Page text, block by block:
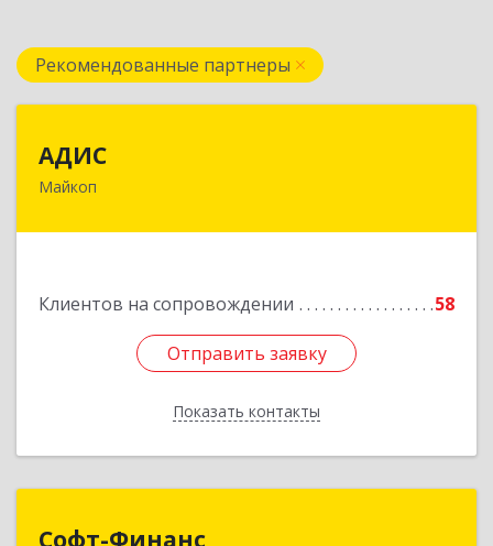
Рекомендованные партнеры
АДИС
Майкоп
Клиентов на сопровождении 58
Отправить заявку
Показать контакты
Отправить заявку
Назад
Софт-Финанс